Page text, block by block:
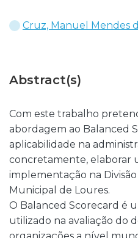
Cruz, Manuel Mendes
Abstract(s)
Com este trabalho
abordagem ao Balanced
aplicabilidade na
concretamente, elaborar
implementação na
Municipal de Loures.
O Balanced Scorecard é
utilizado na avaliação do